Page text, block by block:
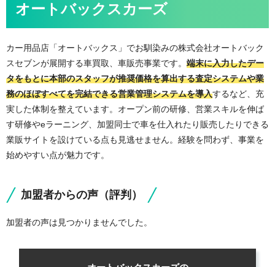
オートバックスカーズ
カー用品店「オートバックス」でお馴染みの株式会社オートバック
スセブンが展開する車買取、車販売事業です。 端末に入力したデー
タをもとに本部のスタッフが推奨価格を算出する査定システムや業
務のほぼすべてを完結できる営業管理システムを導入するなど、充
実した体制を整えています。オープン前の研修、営業スキルを伸ば
す研修やeラーニング、加盟同士で車を仕入れたり販売したりできる
業販サイトを設けている点も見逃せません。経験を問わず、事業を
始めやすい点が魅力です。
加盟者からの声（評判）
加盟者の声は見つかりませんでした。